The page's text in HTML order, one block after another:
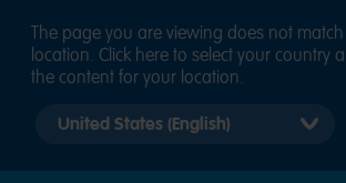
The page you are viewing does not
location. Click here to select your country
the content for your location.
country